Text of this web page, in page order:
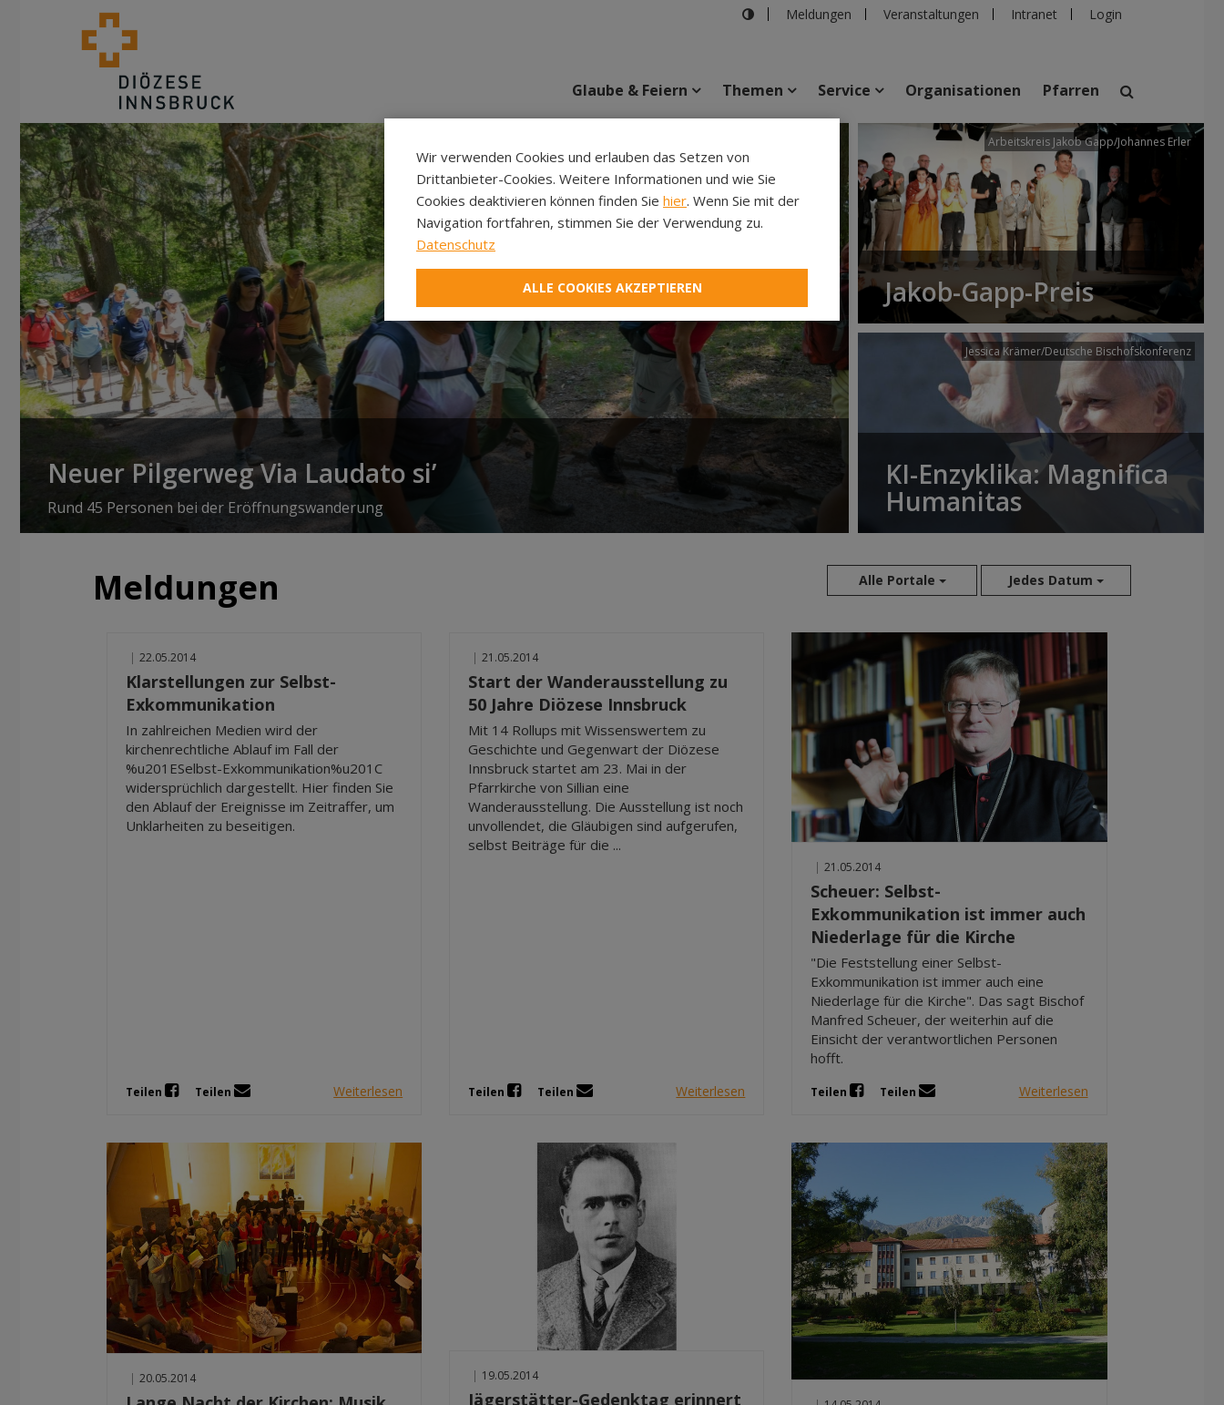
Meldungen Veranstaltungen Intranet Login
suchen
Veranstaltungen Personen Pfarren Einrichtungen
Glaube & Feiern Themen Service Organisationen Pfarren
Neuer Pilgerweg Via Laudato si’
Rund 45 Personen bei der Eröffnungswanderung
Arbeitskreis Jakob Gapp/Johannes Erler
Jakob-Gapp-Preis
Jessica Krämer/Deutsche Bischofskonferenz
KI-Enzyklika: Magnifica
Humanitas
Meldungen Alle Portale Jedes Datum
Aug 2026
Jul 2026
Jun 2026
Mai 2026
Apr 2026
Mär 2026
Feb 2026
| 22.05.2014
Klarstellungen zur Selbst-
Exkommunikation
In zahlreichen Medien wird der
kirchenrechtliche Ablauf im Fall der
%u201ESelbst-Exkommunikation%u201C
widersprüchlich dargestellt. Hier finden Sie
den Ablauf der Ereignisse im Zeitraffer, um
Unklarheiten zu beseitigen.
Teilen Teilen Weiterlesen
| 21.05.2014
Start der Wanderausstellung zu
50 Jahre Diözese Innsbruck
Mit 14 Rollups mit Wissenswertem zu
Geschichte und Gegenwart der Diözese
Innsbruck startet am 23. Mai in der
Pfarrkirche von Sillian eine
Wanderausstellung. Die Ausstellung ist noch
unvollendet, die Gläubigen sind aufgerufen,
selbst Beiträge für die ...
Teilen Teilen Weiterlesen
| 21.05.2014
Scheuer: Selbst-
Exkommunikation ist immer auch
Niederlage für die Kirche
"Die Feststellung einer Selbst-
Exkommunikation ist immer auch eine
Niederlage für die Kirche". Das sagt Bischof
Manfred Scheuer, der weiterhin auf die
Einsicht der verantwortlichen Personen
hofft.
Teilen Teilen Weiterlesen
| 20.05.2014 | 19.05.2014
Jägerstätter-Gedenktag erinnert
Wir verwenden Cookies und erlauben das Setzen von
Drittanbieter-Cookies. Weitere Informationen und wie Sie
Cookies deaktivieren können finden Sie hier. Wenn Sie mit der
Navigation fortfahren, stimmen Sie der Verwendung zu.
Datenschutz
ALLE COOKIES AKZEPTIEREN